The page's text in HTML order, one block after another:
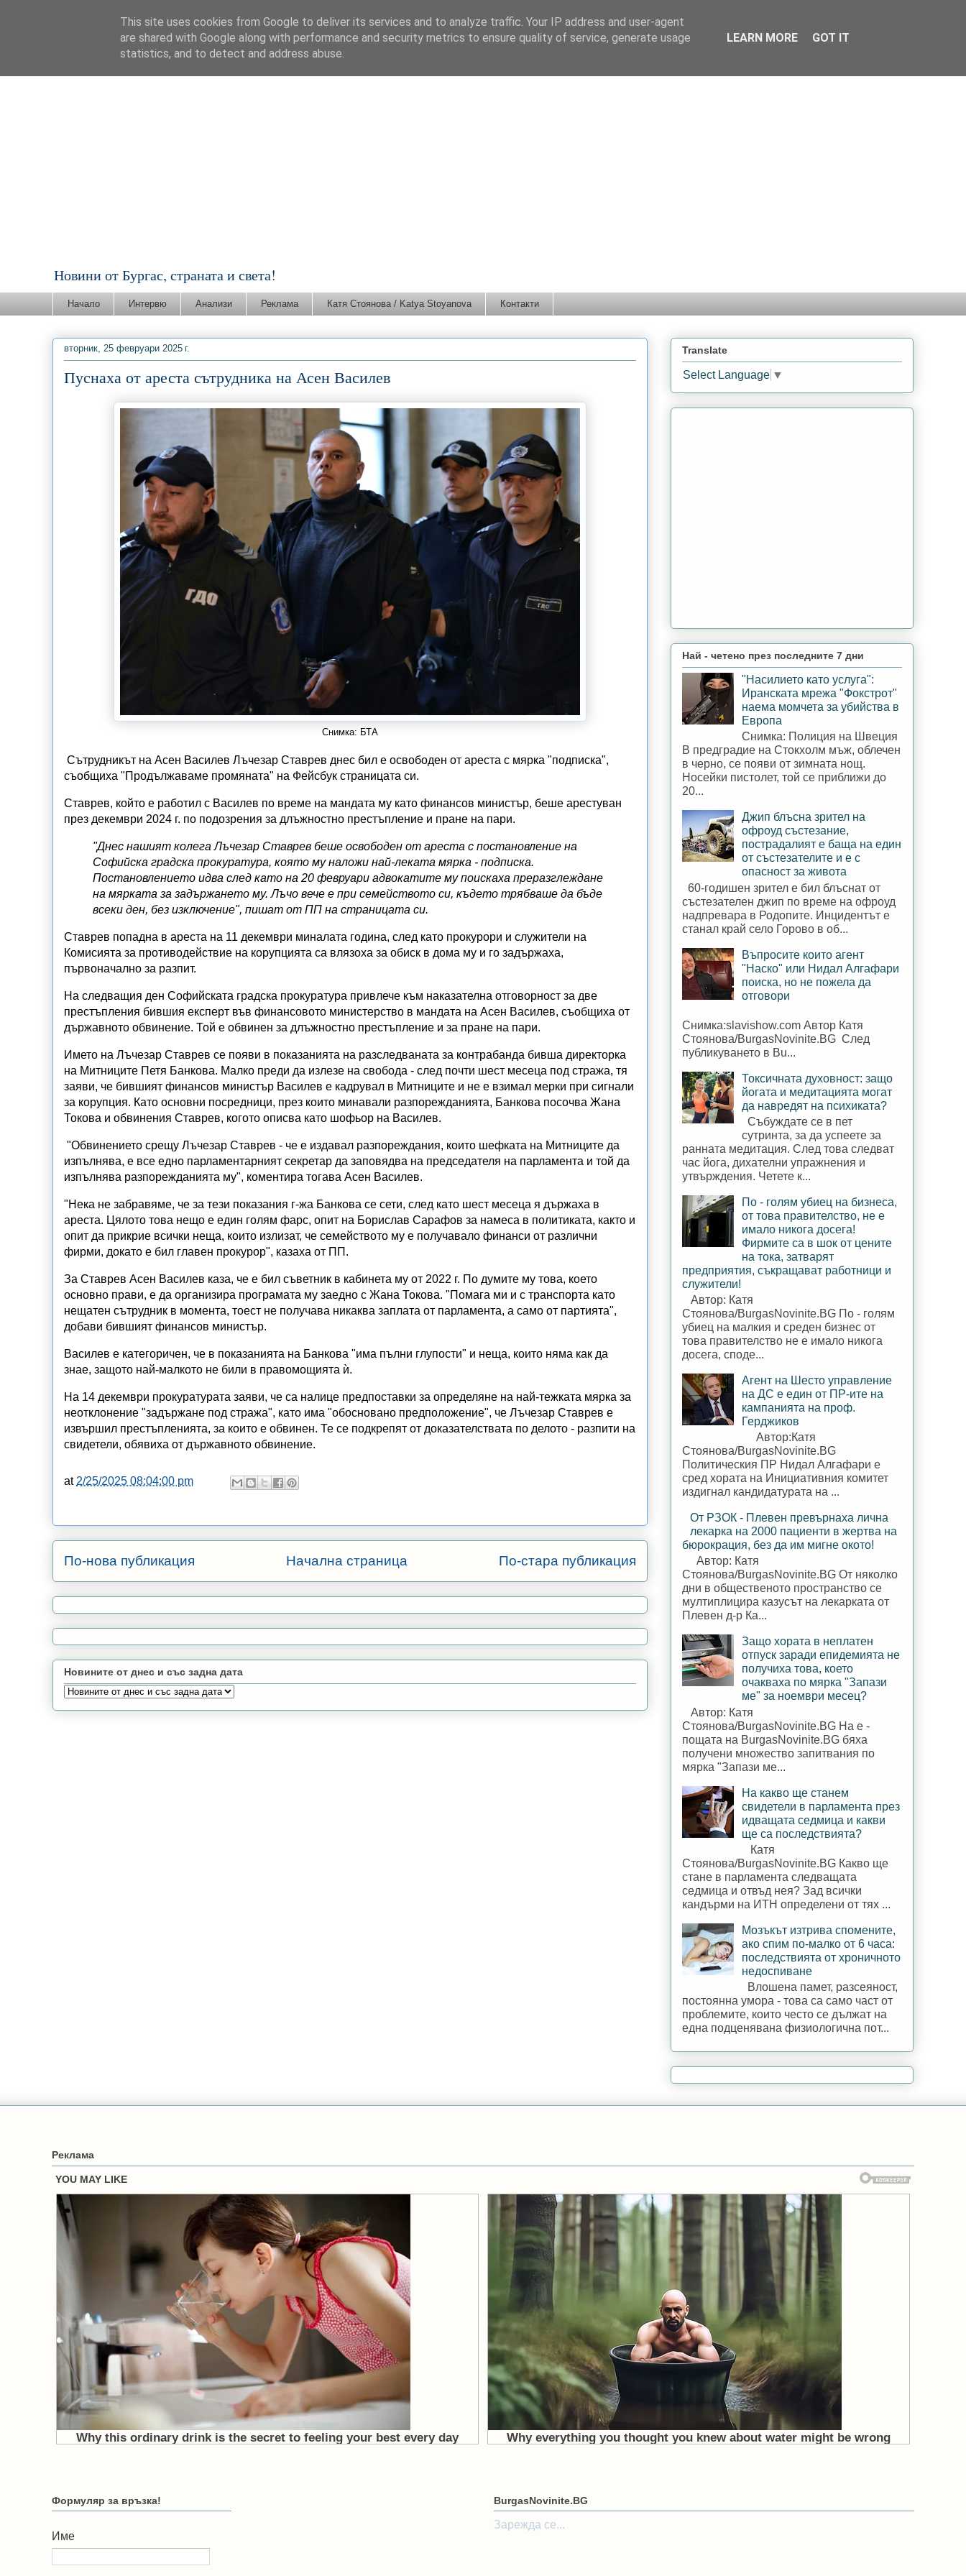
Новини от Бургас, страната и света!
Начало Интервю Анализи Реклама Катя Стоянова / Katya Stoyanova Контакти
вторник, 25 февруари 2025 г.
Пуснаха от ареста сътрудника на Асен Василев
Снимка: БТА
Сътрудникът на Асен Василев Лъчезар Ставрев днес бил е освободен от ареста с мярка "подписка",
съобщиха "Продължаваме промяната" на Фейсбук страницата си.
Ставрев, който е работил с Василев по време на мандата му като финансов министър, беше арестуван
през декември 2024 г. по подозрения за длъжностно престъпление и пране на пари.
"Днес нашият колега Лъчезар Ставрев беше освободен от ареста с постановление на
Софийска градска прокуратура, която му наложи най-леката мярка - подписка.
Постановлението идва след като на 20 февруари адвокатите му поискаха преразглеждане
на мярката за задържането му. Лъчо вече е при семейството си, където трябваше да бъде
всеки ден, без изключение", пишат от ПП на страницата си.
Ставрев попадна в ареста на 11 декември миналата година, след като прокурори и служители на
Комисията за противодействие на корупцията са влязоха за обиск в дома му и го задържаха,
първоначално за разпит.
На следващия ден Софийската градска прокуратура привлече към наказателна отговорност за две
престъпления бившия експерт във финансовото министерство в мандата на Асен Василев, съобщиха от
държавното обвинение. Той е обвинен за длъжностно престъпление и за пране на пари.
Името на Лъчезар Ставрев се появи в показанията на разследваната за контрабанда бивша директорка
на Митниците Петя Банкова. Малко преди да излезе на свобода - след почти шест месеца под стража, тя
заяви, че бившият финансов министър Василев е кадрувал в Митниците и не е взимал мерки при сигнали
за корупция. Като основни посредници, през които минавали разпорежданията, Банкова посочва Жана
Токова и обвинения Ставрев, когото описва като шофьор на Василев.
"Обвинението срещу Лъчезар Ставрев - че е издавал разпореждания, които шефката на Митниците да
изпълнява, е все едно парламентарният секретар да заповядва на председателя на парламента и той да
изпълнява разпорежданията му", коментира тогава Асен Василев.
"Нека не забравяме, че за тези показания г-жа Банкова се сети, след като шест месеца я държаха в
ареста. Цялото това нещо е един голям фарс, опит на Борислав Сарафов за намеса в политиката, както и
опит да прикрие всички неща, които излизат, че семейството му е получавало финанси от различни
фирми, докато е бил главен прокурор", казаха от ПП.
За Ставрев Асен Василев каза, че е бил съветник в кабинета му от 2022 г. По думите му това, което
основно прави, е да организира програмата му заедно с Жана Токова. "Помага ми и с транспорта като
нещатен сътрудник в момента, тоест не получава никаква заплата от парламента, а само от партията",
добави бившият финансов министър.
Василев е категоричен, че в показанията на Банкова "има пълни глупости" и неща, които няма как да
знае, защото най-малкото не били в правомощията ѝ.
На 14 декември прокуратурата заяви, че са налице предпоставки за определяне на най-тежката мярка за
неотклонение "задържане под стража", като има "обосновано предположение", че Лъчезар Ставрев е
извършил престъпленията, за които е обвинен. Те се подкрепят от доказателствата по делото - разпити на
свидетели, обявиха от държавното обвинение.
at 2/25/2025 08:04:00 pm
По-нова публикация По-стара публикация
Начална страница
Новините от днес и със задна дата
Translate
Select Language ▼
Най - четено през последните 7 дни
"Насилието като услуга":
Иранската мрежа "Фокстрот"
наема момчета за убийства в
Европа
Снимка: Полиция на Швеция
В предградие на Стокхолм мъж, облечен
в черно, се появи от зимната нощ.
Носейки пистолет, той се приближи до
20...
Джип блъсна зрител на
офроуд състезание,
пострадалият е баща на един
от състезателите и е с
опасност за живота
60-годишен зрител е бил блъснат от
състезателен джип по време на офроуд
надпревара в Родопите. Инцидентът е
станал край село Горово в об...
Въпросите които агент
"Наско" или Нидал Алгафари
поиска, но не пожела да
отговори
Снимка:slavishow.com Автор Катя
Стоянова/BurgasNovinite.BG След
публикуването в Bu...
Токсичната духовност: защо
йогата и медитацията могат
да навредят на психиката?
Събуждате се в пет
сутринта, за да успеете за
ранната медитация. След това следват
час йога, дихателни упражнения и
утвърждения. Четете к...
По - голям убиец на бизнеса,
от това правителство, не е
имало никога досега!
Фирмите са в шок от цените
на тока, затварят
предприятия, съкращават работници и
служители!
Автор: Катя
Стоянова/BurgasNovinite.BG По - голям
убиец на малкия и среден бизнес от
това правителство не е имало никога
досега, споде...
Агент на Шесто управление
на ДС е един от ПР-ите на
кампанията на проф.
Герджиков
Автор:Катя
Стоянова/BurgasNovinite.BG
Политическия ПР Нидал Алгафари е
сред хората на Инициативния комитет
издигнал кандидатурата на ...
От РЗОК - Плевен превърнаха лична
лекарка на 2000 пациенти в жертва на
бюрокрация, без да им мигне окото!
Автор: Катя
Стоянова/BurgasNovinite.BG От няколко
дни в общественото пространство се
мултиплицира казусът на лекарката от
Плевен д-р Ка...
Защо хората в неплатен
отпуск заради епидемията не
получиха това, което
очакваха по мярка "Запази
ме" за ноември месец?
Автор: Катя
Стоянова/BurgasNovinite.BG На е -
пощата на BurgasNovinite.BG бяха
получени множество запитвания по
мярка "Запази ме...
На какво ще станем
свидетели в парламента през
идващата седмица и какви
ще са последствията?
Катя
Стоянова/BurgasNovinite.BG Какво ще
стане в парламента следващата
седмица и отвъд нея? Зад всички
кандърми на ИТН определени от тях ...
Мозъкът изтрива спомените,
ако спим по-малко от 6 часа:
последствията от хроничното
недоспиване
Влошена памет, разсеяност,
постоянна умора - това са само част от
проблемите, които често се дължат на
една подценявана физиологична пот...
Реклама
Формуляр за връзка!
Име
BurgasNovinite.BG
Зарежда се...
This site uses cookies from Google to deliver its services and to analyze traffic. Your IP address and user-agent
are shared with Google along with performance and security metrics to ensure quality of service, generate usage
statistics, and to detect and address abuse.
LEARN MORE GOT IT